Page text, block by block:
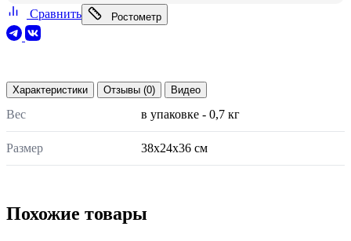
Сравнить Ростометр
Характеристики Отзывы (0) Видео
Вес в упаковке - 0,7 кг
Размер 38x24x36 см
Похожие товары